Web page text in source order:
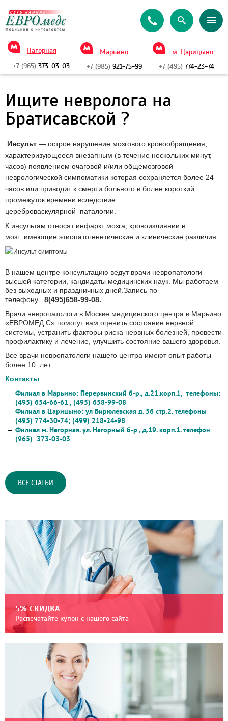
Нагорная
+7 (965) 373-03-03
Марьино
+7 (985)921-75-99
м. Царицыно
+7 (495) 774-23-74
Ищите невролога на
Братисавской ?
Инсульт — острое нарушение мозгового кровообращения,
характеризующееся внезапным (в течение нескольких минут,
часов) появлением очаговой и/или общемозговой
неврологической симпоматики которая сохраняется более 24
часов или приводит к смерти больного в более короткий
промежуток времени вследствие
цереброваскулярной
паталогии.
К инсультам относят инфаркт мозга, кровоизлиянии в
мозг имеющие этиопатогенетические и клинические различия.
В нашем центре консультацию ведут врачи невропатологи
высшей категории, кандидаты медицинских наук. Мы работаем
без выходных и праздничных дней.Запись по
телефону 8(495)658-99-08.
Врачи невропатологи в Москве медицинского центра в Марьино
«ЕВРОМЕД С» помогут вам оценить состояние нервной
системы, устранить факторы риска нервных болезней, провести
профилактику и лечение, улучшить состояние вашего здоровья.
Все врачи невропатологи нашего центра имеют опыт работы
более 10 лет.
Контакты
Филиал в Марьино: Перервинский б-р., д.21.корп.1, телефоны:
(495) 654-66-61 , (495) 658-99-08
Филиал в Царицыно: ул Бирюлевская д. 56 стр.2. телефоны
(495) 774-30-74; (499) 218-24-98
Филиал м. Нагорная. ул. Нагорный б-р , д.19. корп.1. телефон
(965) 373-03-03
ВСЕ СТАТЬИ
5% СКИДКА
Распечатайте купон с нашего сайта